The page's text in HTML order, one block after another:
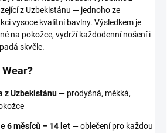
z Uzbekistánu — jednoho ze
vysoce kvalitní bavlny. Výsledkem je
na pokožce, vydrží každodenní nošení i
skvěle.
z Uzbekistánu — prodyšná, měkká,
6 měsíců – 14 let — oblečení pro každou